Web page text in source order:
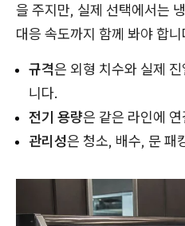
을 주지만, 실제 선택에서는
대응 속도까지 함께 봐야 합니
규격은 외형 치수와 실제
니다.
전기 용량은 같은 라인에
관리성은 청소, 배수, 문 패